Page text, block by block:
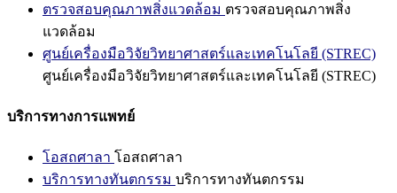
ตรวจสอบคุณภาพสิ่งแวดล้อม ตรวจสอบคุณภาพสิ่ง
แวดล้อม
ศูนย์เครื่องมือวิจัยวิทยาศาสตร์และเทคโนโลยี (STREC)
ศูนย์เครื่องมือวิจัยวิทยาศาสตร์และเทคโนโลยี (STREC)
บริการทางการแพทย์
โอสถศาลา โอสถศาลา
บริการทางทันตกรรม บริการทางทันตกรรม